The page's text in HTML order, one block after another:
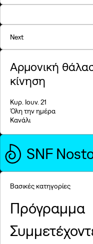
Next
Aρμονική
κίνηση
Κυρ. Ιουν. 21
Όλη την ημέρα
Κανάλι
SNF
Βασικές κατηγορίες
Πρόγραμμα